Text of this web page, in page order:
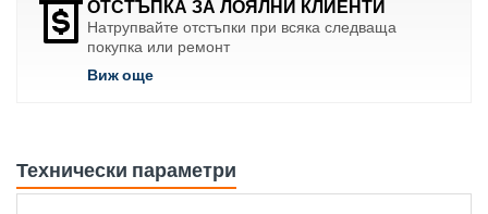
ОТСТЪПКА ЗА ЛОЯЛНИ КЛИЕНТИ
Натрупвайте отстъпки при всяка следваща
покупка или ремонт
Виж още
Технически параметри